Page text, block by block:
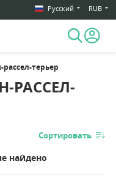
Русский RUB
РАССЕЛ-
рассел-терьер
Сортировать
найдено